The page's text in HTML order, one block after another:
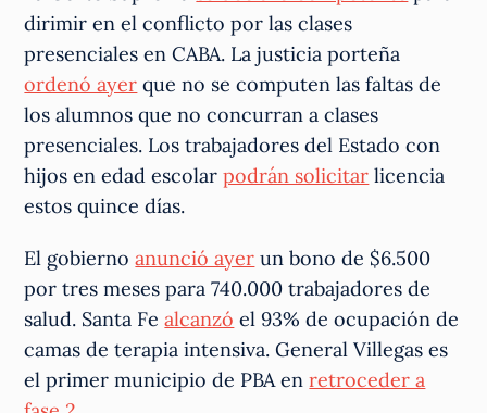
dirimir en el conflicto por las clases
presenciales en CABA. La justicia porteña
ordenó ayer que no se computen las faltas de
los alumnos que no concurran a clases
presenciales. Los trabajadores del Estado con
hijos en edad escolarpodrán solicitar licencia
estos quince días.
El gobiernoanunció ayer un bono de $6.500
por tres meses para 740.000 trabajadores de
salud. Santa Fealcanzó el 93% de ocupación de
camas de terapia intensiva. General Villegas es
el primer municipio de PBA enretroceder a